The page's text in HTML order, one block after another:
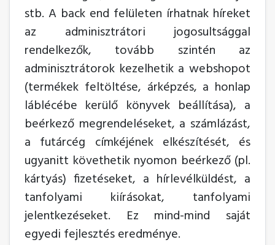
stb. A back end felületen írhatnak híreket
az adminisztrátori jogosultsággal
rendelkezők, tovább szintén az
adminisztrátorok kezelhetik a webshopot
(termékek feltöltése, árképzés, a honlap
láblécébe kerülő könyvek beállítása), a
beérkező megrendeléseket, a számlázást,
a futárcég címkéjének elkészítését, és
ugyanitt követhetik nyomon beérkező (pl.
kártyás) fizetéseket, a hírlevélküldést, a
tanfolyami kiírásokat, tanfolyami
jelentkezéseket. Ez mind-mind saját
egyedi fejlesztés eredménye.